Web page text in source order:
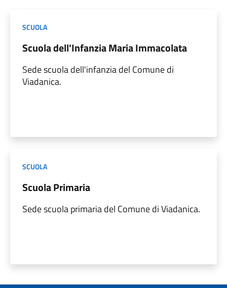
SCUOLA
Scuola dell'Infanzia Maria Immacolata
Sede scuola dell'infanzia del Comune di
Viadanica.
SCUOLA
Scuola Primaria
Sede scuola primaria del Comune di Viadanica.